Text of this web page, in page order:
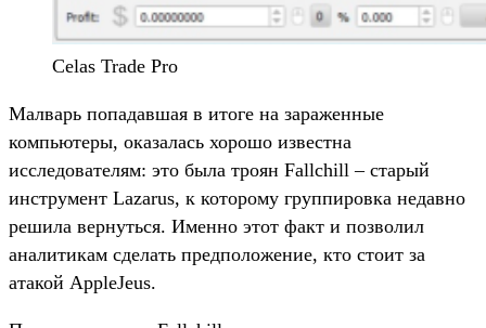
Celas Trade Pro
Малварь попадавшая в итоге на зараженные
компьютеры, оказалась хорошо известна
исследователям: это была троян Fallchill – старый
инструмент Lazarus, к которому группировка недавно
решила вернуться. Именно этот факт и позволил
аналитикам сделать предположение, кто стоит за
атакой AppleJeus.